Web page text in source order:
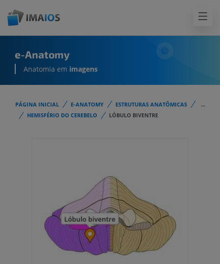
e-Anatomy
Anatomia em imagens
PÁGINA INICIAL E-ANATOMY ESTRUTURAS ANATÔMICAS
...
HEMISFÉRIO DO CEREBELO
LÓBULO BIVENTRE